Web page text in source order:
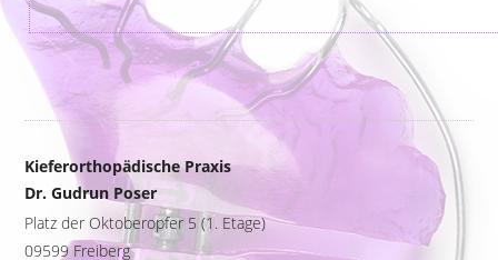
Kieferorthopädische Praxis
Dr. Gudrun Poser
Platz der Oktoberopfer 5 (1. Etage)
09599 Freiberg